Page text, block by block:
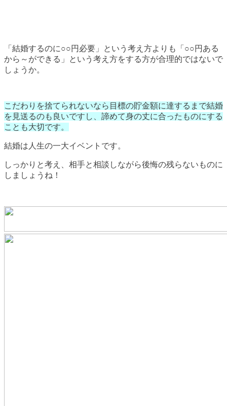
「結婚するのに○○円必要」という考え方よりも「○○円ある
から～ができる」という考え方をする方が合理的ではないで
しょうか。
こだわりを捨てられないなら目標の貯金額に達するまで結婚
を見送るのも良いですし、諦めて身の丈に合ったものにする
ことも大切です。
結婚は人生の一大イベントです。
しっかりと考え、相手と相談しながら後悔の残らないものに
しましょうね！